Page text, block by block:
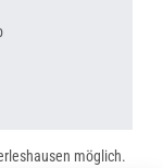
möglich.